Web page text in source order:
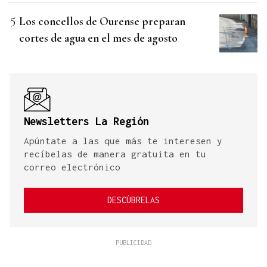
Los concellos de Ourense preparan
cortes de agua en el mes de agosto
Newsletters La Región
Apúntate a las que más te interesen y
recíbelas de manera gratuita en tu
correo electrónico
DESCÚBRELAS